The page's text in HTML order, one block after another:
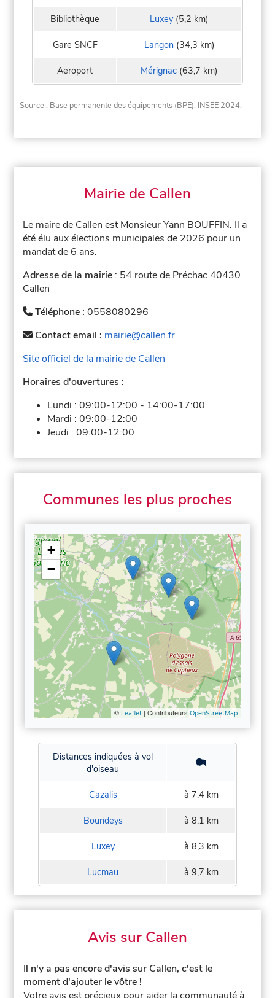
Bibliothèque Luxey (5,2 km)
Gare SNCF Langon(34,3 km)
Aeroport Mérignac (63,7 km)
Source : Base permanente des équipements (BPE), INSEE 2024.
Mairie de Callen
Le maire de Callen est Monsieur Yann BOUFFIN. Il a
été élu aux élections municipales de 2026 pour un
mandat de 6 ans.
Adresse de la mairie : 54 route de Préchac 40430
Callen
Téléphone :0558080296
Contact email : mairie@callen.fr
Site officiel de la mairie de Callen
Horaires d'ouvertures :
Lundi :09:00-12:00 - 14:00-17:00
Mardi :09:00-12:00
Jeudi :09:00-12:00
Communes les plus proches
+
−
© Leaflet| Contributeurs OpenStreetMap
Distances indiquées à vol
d'oiseau
Cazalis à 7,4 km
Bourideys à 8,1 km
Luxey à 8,3 km
Lucmau à 9,7 km
Avis sur Callen
Il n'y a pas encore d'avis sur Callen, c'est le
moment d'ajouter le vôtre !